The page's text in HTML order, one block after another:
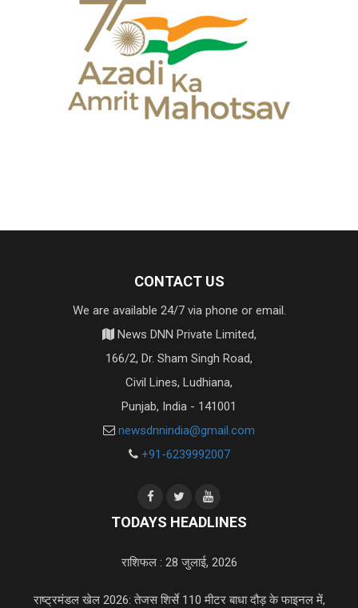
CONTACT US
We are available 24/7 via phone or email.
News DNN Private Limited,
166/2, Dr. Sham Singh Road,
Civil Lines, Ludhiana,
Punjab, India - 141001
newsdnnindia@gmail.com
+91-6239992007
TODAYS HEADLINES
राशिफल : 28 जुलाई, 2026
राष्ट्रमंडल खेल 2026: तेजस शिर्से 110 मीटर बाधा दौड़ के फाइनल में,